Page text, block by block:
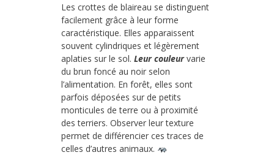
Les crottes de blaireau se distinguent
facilement grâce à leur forme
caractéristique. Elles apparaissent
souvent cylindriques et légèrement
aplaties sur le sol. Leur couleurvarie
du brun foncé au noir selon
l’alimentation. En forêt, elles sont
parfois déposées sur de petits
monticules de terre ou à proximité
des terriers. Observer leur texture
permet de différencier ces traces de
celles d’autres animaux.